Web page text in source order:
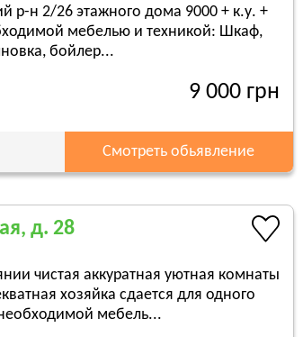
р-н 2/26 этажного дома 9000 + к.у. +
мебелью и техникой: Шкаф,
бойлер...
9 000 грн
Смотреть обьявление
д. 28
чистая аккуратная уютная комнаты
хозяйка сдается для одного
мебель...